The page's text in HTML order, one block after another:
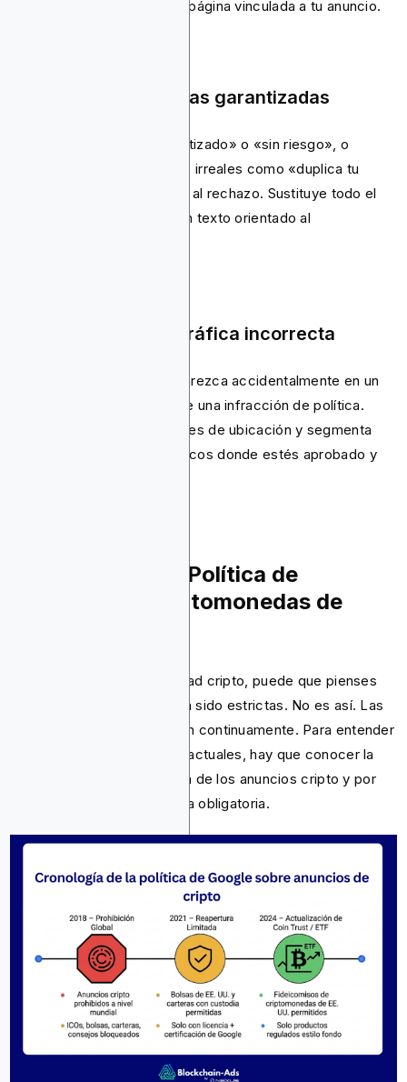
productos prohibidos de la página vinculada a tu anuncio.
Promesa de ganancias garantizadas
Usar palabras como «garantizado» o «sin riesgo», o
afirmar rendimientos altos e irreales como «duplica tu
dinero en 24 horas», llevará al rechazo. Sustituye todo el
lenguaje promocional por un texto orientado al
Segmentación geográfica incorrecta
Publicar un anuncio que aparezca accidentalmente en un
país no permitido constituye una infracción de política.
Verifica siempre tus opciones de ubicación y segmenta
únicamente países específicos donde estés aprobado y
Cronología de la Política de
Anuncios de Criptomonedas de
Si eres nuevo en la publicidad cripto, puede que pienses
que las normas siempre han sido estrictas. No es así. Las
políticas de Google cambian continuamente. Para entender
las reglas de cumplimiento actuales, hay que conocer la
historia. Explica la evolución de los anuncios cripto y por
qué la certificación es ahora obligatoria.